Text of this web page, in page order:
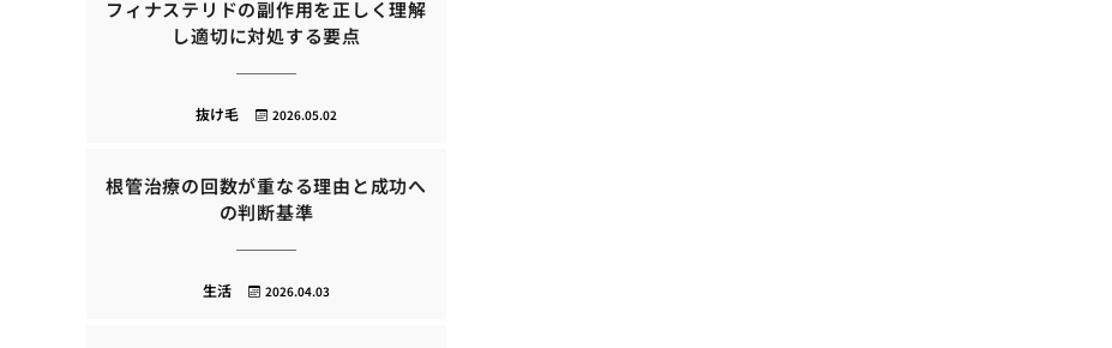
フィナステリドの副作用を正しく理解
し適切に対処する要点
2026.05.02
抜け毛
根管治療の回数が重なる理由と成功へ
の判断基準
2026.04.03
生活